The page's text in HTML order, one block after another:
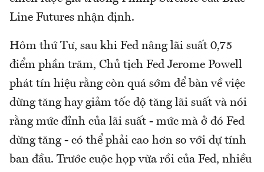
Line Futures nhận định.
Hôm thứ Tư, sau khi Fed nâng lãi suất 0,75
điểm phần trăm, Chủ tịch Fed Jerome Powell
phát tín hiệu rằng còn quá sớm để bàn về việc
dừng tăng hay giảm tốc độ tăng lãi suất và nói
rằng mức đỉnh của lãi suất - mức mà ở đó Fed
dừng tăng - có thể phải cao hơn so với dự tính
ban đầu. Trước cuộc họp vừa rồi của Fed, nhiều